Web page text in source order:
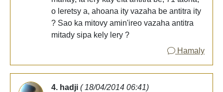
o leretsy a, ahoana ity vazaha be antitra ity
? Sao ka mitovy amin'ireo vazaha antitra
mitady sipa kely lery ?
Hamaly
4. hadji ( 18/04/2014 06:41)